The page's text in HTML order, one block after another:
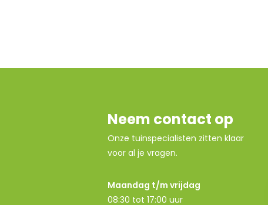
Neem contact op
Onze tuinspecialisten zitten klaar
voor al je vragen.
Maandag t/m vrijdag
08:30 tot 17:00 uur